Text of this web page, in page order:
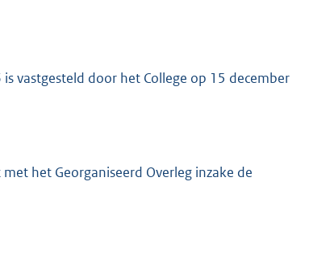
vastgesteld door het College op 15 december
het Georganiseerd Overleg inzake de